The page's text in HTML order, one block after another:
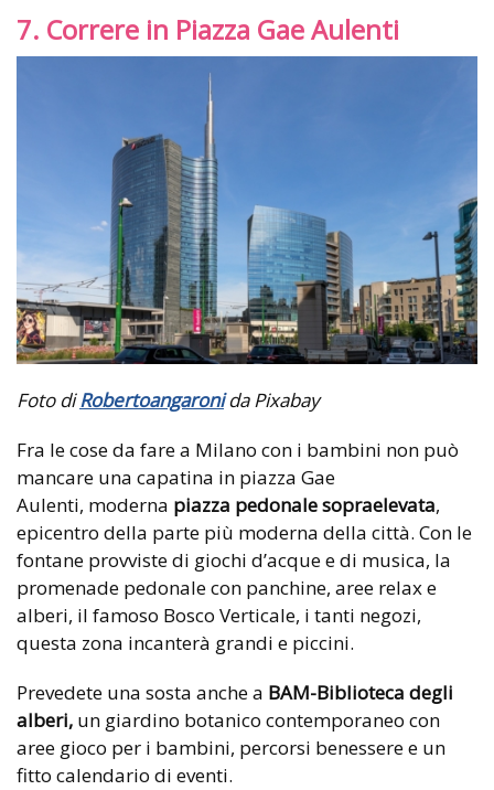
7. Correre in Piazza Gae Aulenti
Foto diRobertoangaronida Pixabay
Fra le cose da fare a Milano con i bambini non può
mancare una capatina in piazza Gae
Aulenti, moderna piazza pedonale sopraelevata,
epicentro della parte più moderna della città. Con le
fontane provviste di giochi d’acque e di musica, la
promenade pedonale con panchine, aree relax e
alberi, il famoso Bosco Verticale, i tanti negozi,
questa zona incanterà grandi e piccini.
Prevedete una sosta anche a BAM-Biblioteca degli
alberi, un giardino botanico contemporaneo con
aree gioco per i bambini, percorsi benessere e un
fitto calendario di eventi.